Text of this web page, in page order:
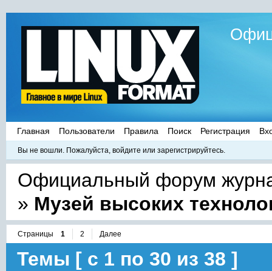
Главная Пользователи Правила Поиск Регистрация
Вы не вошли. Пожалуйста, войдите или зарегистрируйтесь.
Официальный форум
» Музей высоких
Страницы 1 2 Далее
Темы [ с 1 по 30 из 38 ]